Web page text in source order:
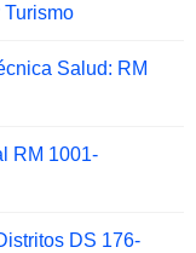
Salud: RM
RM 1001-
DS 176-